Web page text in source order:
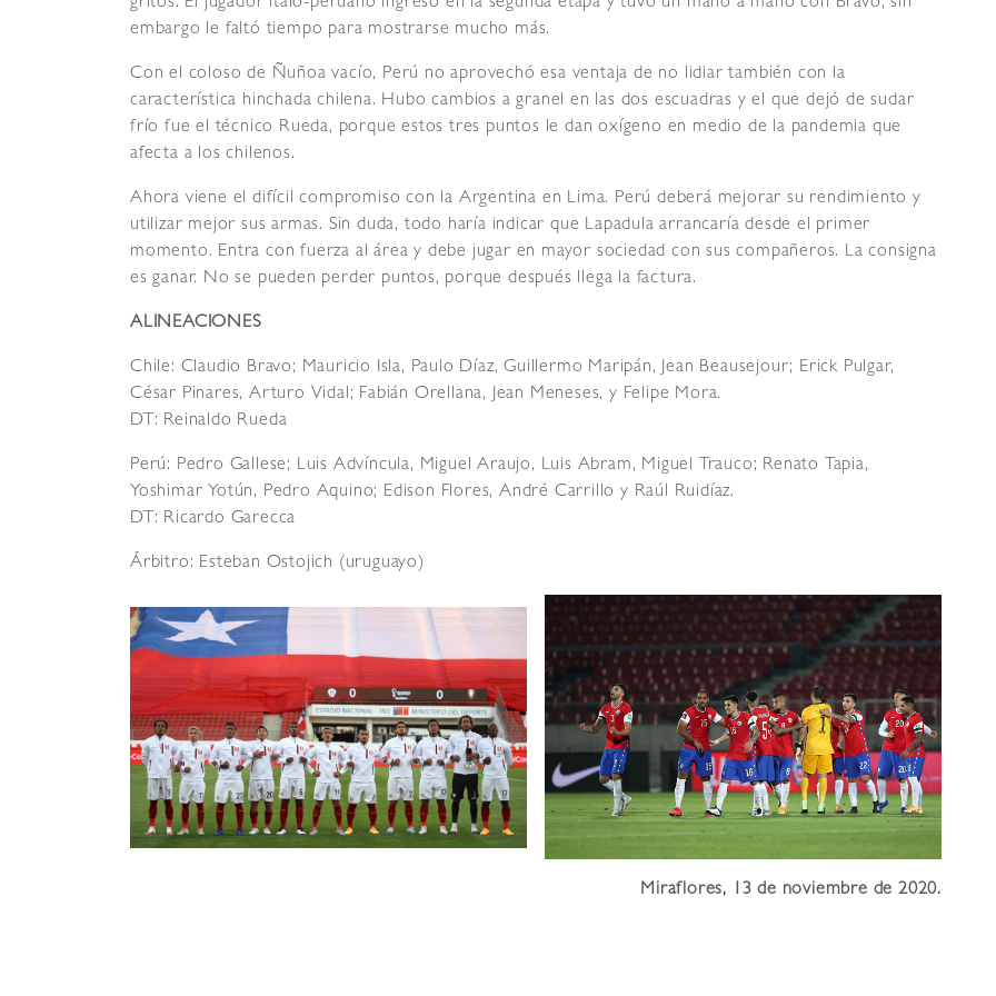
gritos. El jugador ítalo-peruano ingresó en la segunda etapa y tuvo un mano a mano con Bravo, sin
embargo le faltó tiempo para mostrarse mucho más.
Con el coloso de Ñuñoa vacío, Perú no aprovechó esa ventaja de no lidiar también con la
característica hinchada chilena. Hubo cambios a granel en las dos escuadras y el que dejó de sudar
frío fue el técnico Rueda, porque estos tres puntos le dan oxígeno en medio de la pandemia que
afecta a los chilenos.
Ahora viene el difícil compromiso con la Argentina en Lima. Perú deberá mejorar su rendimiento y
utilizar mejor sus armas. Sin duda, todo haría indicar que Lapadula arrancaría desde el primer
momento. Entra con fuerza al área y debe jugar en mayor sociedad con sus compañeros. La consigna
es ganar. No se pueden perder puntos, porque después llega la factura.
ALINEACIONES
Chile: Claudio Bravo; Mauricio Isla, Paulo Díaz, Guillermo Maripán, Jean Beausejour; Erick Pulgar,
César Pinares, Arturo Vidal; Fabián Orellana, Jean Meneses, y Felipe Mora.
DT: Reinaldo Rueda
Perú: Pedro Gallese; Luis Advíncula, Miguel Araujo, Luis Abram, Miguel Trauco; Renato Tapia,
Yoshimar Yotún, Pedro Aquino; Edison Flores, André Carrillo y Raúl Ruidíaz.
DT: Ricardo Garecca
Árbitro: Esteban Ostojich (uruguayo)
Miraflores, 13 de noviembre de 2020.